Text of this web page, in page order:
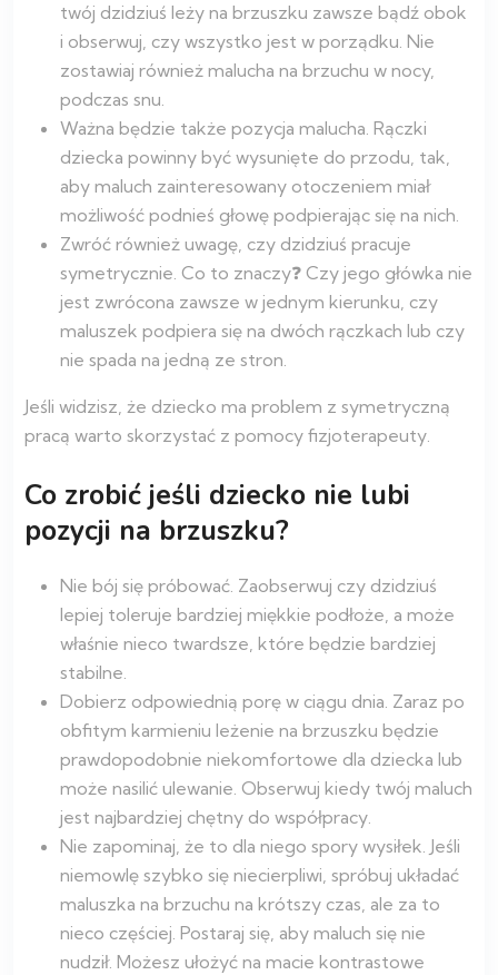
twój dzidziuś leży na brzuszku zawsze bądź obok
i obserwuj, czy wszystko jest w porządku. Nie
zostawiaj również malucha na brzuchu w nocy,
podczas snu.
Ważna będzie także pozycja malucha. Rączki
dziecka powinny być wysunięte do przodu, tak,
aby maluch zainteresowany otoczeniem miał
możliwość podnieś głowę podpierając się na nich.
Zwróć również uwagę, czy dzidziuś pracuje
symetrycznie. Co to znaczy❓ Czy jego główka nie
jest zwrócona zawsze w jednym kierunku, czy
maluszek podpiera się na dwóch rączkach lub czy
nie spada na jedną ze stron.
Jeśli widzisz, że dziecko ma problem z symetryczną
pracą warto skorzystać z pomocy fizjoterapeuty.
Co zrobić jeśli dziecko nie lubi
pozycji na brzuszku?
Nie bój się próbować. Zaobserwuj czy dzidziuś
lepiej toleruje bardziej miękkie podłoże, a może
właśnie nieco twardsze, które będzie bardziej
stabilne.
Dobierz odpowiednią porę w ciągu dnia. Zaraz po
obfitym karmieniu leżenie na brzuszku będzie
prawdopodobnie niekomfortowe dla dziecka lub
może nasilić ulewanie. Obserwuj kiedy twój maluch
jest najbardziej chętny do współpracy.
Nie zapominaj, że to dla niego spory wysiłek. Jeśli
niemowlę szybko się niecierpliwi, spróbuj układać
maluszka na brzuchu na krótszy czas, ale za to
nieco częściej. Postaraj się, aby maluch się nie
nudził. Możesz ułożyć na macie kontrastowe